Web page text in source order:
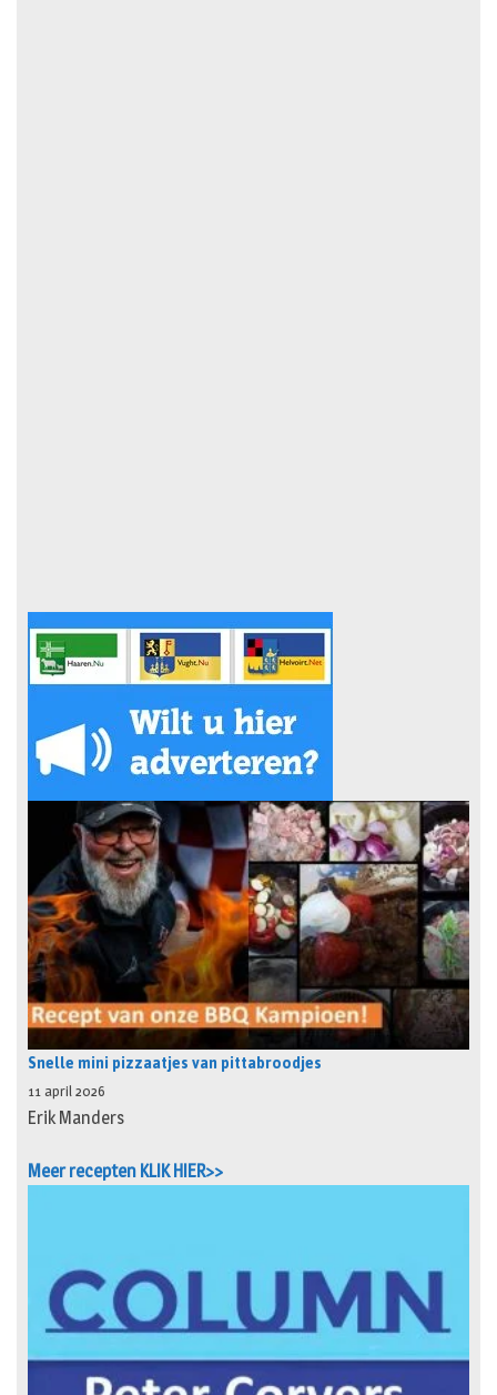
Snelle mini pizzaatjes van pittabroodjes
11 april 2026
Erik Manders
Meer recepten KLIK HIER>>